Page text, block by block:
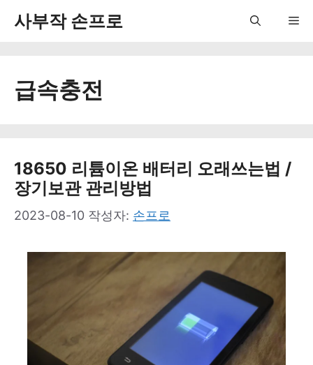
사부작 손프로
급속충전
18650 리튬이온 배터리 오래쓰는법 /
장기보관 관리방법
2023-08-10 작성자: 손프로